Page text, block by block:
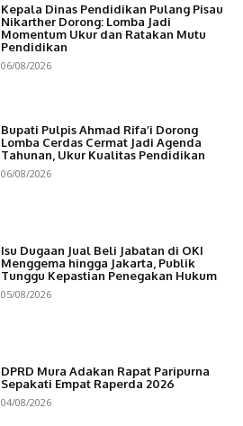
Kepala Dinas Pendidikan Pulang Pisau
Nikarther Dorong: Lomba Jadi
Momentum Ukur dan Ratakan Mutu
Pendidikan
06/08/2026
Bupati Pulpis Ahmad Rifa’i Dorong
Lomba Cerdas Cermat Jadi Agenda
Tahunan, Ukur Kualitas Pendidikan
06/08/2026
Isu Dugaan Jual Beli Jabatan di OKI
Menggema hingga Jakarta, Publik
Tunggu Kepastian Penegakan Hukum
05/08/2026
DPRD Mura Adakan Rapat Paripurna
Sepakati Empat Raperda 2026
04/08/2026